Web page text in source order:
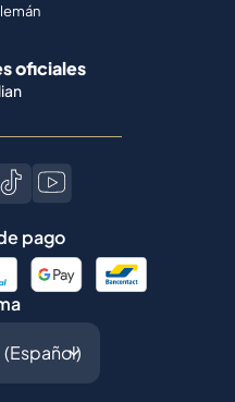
oficiales
pago